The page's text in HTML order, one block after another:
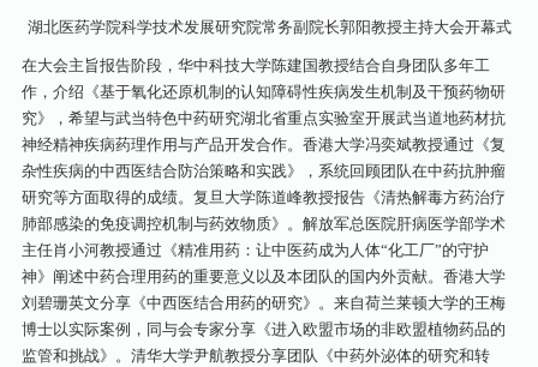
湖北医药学院科学技术发展研究院常务副院长郭阳教授主持大会开幕式
在大会主旨报告阶段，华中科技大学陈建国教授结合自身团队多年工
作，介绍《基于氧化还原机制的认知障碍性疾病发生机制及干预药物研
究》，希望与武当特色中药研究湖北省重点实验室开展武当道地药材抗
神经精神疾病药理作用与产品开发合作。香港大学冯奕斌教授通过《复
杂性疾病的中西医结合防治策略和实践》，系统回顾团队在中药抗肿瘤
研究等方面取得的成绩。复旦大学陈道峰教授报告《清热解毒方药治疗
肺部感染的免疫调控机制与药效物质》。解放军总医院肝病医学部学术
主任肖小河教授通过《精准用药：让中医药成为人体“化工厂”的守护
神》阐述中药合理用药的重要意义以及本团队的国内外贡献。香港大学
刘碧珊英文分享《中西医结合用药的研究》。来自荷兰莱顿大学的王梅
博士以实际案例，同与会专家分享《进入欧盟市场的非欧盟植物药品的
监管和挑战》。清华大学尹航教授分享团队《中药外泌体的研究和转